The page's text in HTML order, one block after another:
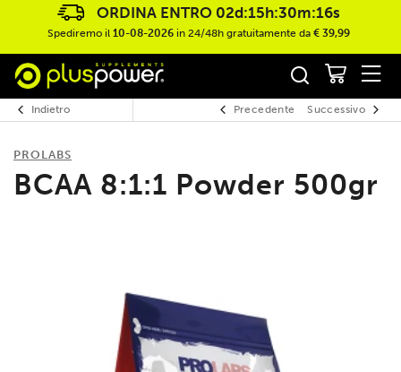
ORDINA ENTRO 02d:15h:30m:15s
Spediremo il 10-08-2026in 24/48h gratuitamente da € 39,99
Indietro Precedente Successivo
PROLABS
BCAA 8:1:1 Powder 500gr